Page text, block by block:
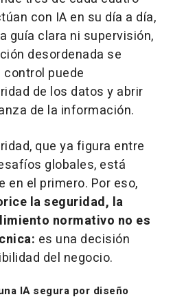
con IA en su día a día,
guía clara ni supervisión,
desordenada se
puede
de los datos y abrir
de la información.
que ya figura entre
globales, está
en el primero. Por eso,
la seguridad, la
normativo no es
es una decisión
del negocio.
IA segura por diseño